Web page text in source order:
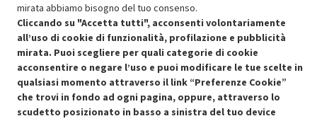
Condizioni generali di vendita
Cookie Policy
Recedere dal contratto qui
mirata abbiamo bisogno del tuo consenso.
Cliccando su "Accetta tutti", acconsenti volontariamente
all’uso di cookie di funzionalità, profilazione e pubblicità
mirata. Puoi scegliere per quali categorie di cookie
acconsentire o negare l’uso e puoi modificare le tue scelte in
qualsiasi momento attraverso il link “Preferenze Cookie”
che trovi in fondo ad ogni pagina, oppure, attraverso lo
scudetto posizionato in basso a sinistra del tuo device